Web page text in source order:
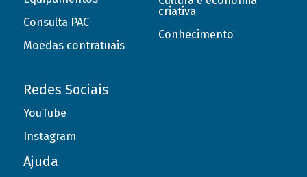
Consulta PAC
Moedas contratuais
criativa
Conhecimento
Redes Sociais
YouTube
Instagram
Ajuda